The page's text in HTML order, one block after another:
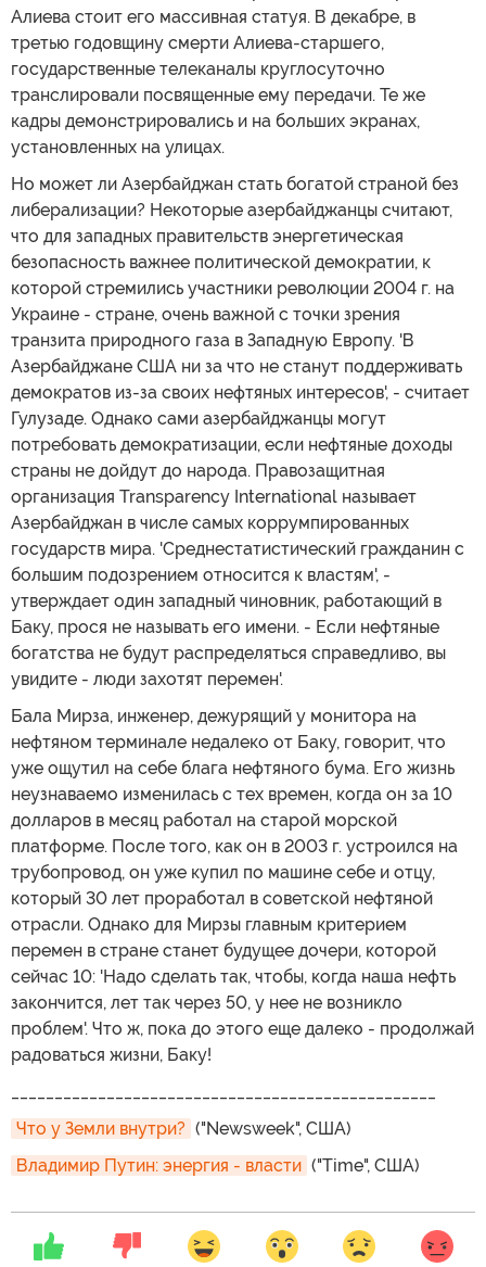
Алиева стоит его массивная статуя. В декабре, в
третью годовщину смерти Алиева-старшего,
государственные телеканалы круглосуточно
транслировали посвященные ему передачи. Те же
кадры демонстрировались и на больших экранах,
установленных на улицах.
Но может ли Азербайджан стать богатой страной без
либерализации? Некоторые азербайджанцы считают,
что для западных правительств энергетическая
безопасность важнее политической демократии, к
которой стремились участники революции 2004 г. на
Украине - стране, очень важной с точки зрения
транзита природного газа в Западную Европу. 'В
Азербайджане США ни за что не станут поддерживать
демократов из-за своих нефтяных интересов', - считает
Гулузаде. Однако сами азербайджанцы могут
потребовать демократизации, если нефтяные доходы
страны не дойдут до народа. Правозащитная
организация Transparency International называет
Азербайджан в числе самых коррумпированных
государств мира. 'Среднестатистический гражданин с
большим подозрением относится к властям', -
утверждает один западный чиновник, работающий в
Баку, прося не называть его имени. - Если нефтяные
богатства не будут распределяться справедливо, вы
увидите - люди захотят перемен'.
Бала Мирза, инженер, дежурящий у монитора на
нефтяном терминале недалеко от Баку, говорит, что
уже ощутил на себе блага нефтяного бума. Его жизнь
неузнаваемо изменилась с тех времен, когда он за 10
долларов в месяц работал на старой морской
платформе. После того, как он в 2003 г. устроился на
трубопровод, он уже купил по машине себе и отцу,
который 30 лет проработал в советской нефтяной
отрасли. Однако для Мирзы главным критерием
перемен в стране станет будущее дочери, которой
сейчас 10: 'Надо сделать так, чтобы, когда наша нефть
закончится, лет так через 50, у нее не возникло
проблем'. Что ж, пока до этого еще далеко - продолжай
радоваться жизни, Баку!
Что у Земли внутри? ("Newsweek", США)
Владимир Путин: энергия - власти ("Time", США)